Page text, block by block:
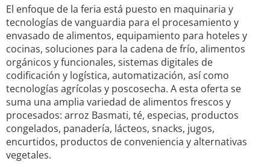
El enfoque de la feria está puesto en maquinaria y
tecnologías de vanguardia para el procesamiento y
envasado de alimentos, equipamiento para hoteles y
cocinas, soluciones para la cadena de frío, alimentos
orgánicos y funcionales, sistemas digitales de
codificación y logística, automatización, así como
tecnologías agrícolas y poscosecha. A esta oferta se
suma una amplia variedad de alimentos frescos y
procesados: arroz Basmati, té, especias, productos
congelados, panadería, lácteos, snacks, jugos,
encurtidos, productos de conveniencia y alternativas
vegetales.